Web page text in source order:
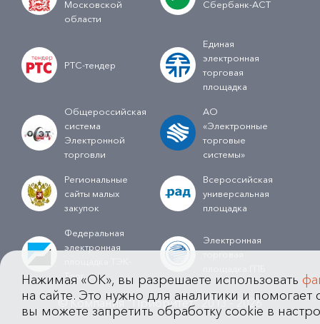
Московской
области
Сбербанк-АСТ
РТС-тендер
Единая
электронная
торговая
площадка
Общероссийская
система
Электронной
торговли
АО
«Электронные
торговые
системы»
Региональные
сайты малых
закупок
Всероссийская
универсальная
площадка
Федеральная
электронная
Торг
Электронная
торговая
© Компания "Приоритет" 2013 - 2026
Нажимая «OK», вы разрешаете использовать
на сайте. Это нужно для аналитики и помогает
вы можете запретить обработку cookie в